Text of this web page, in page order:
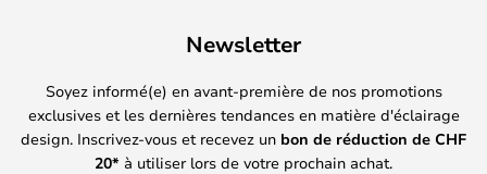
Newsletter
Soyez informé(e) en avant-première de nos promotions
exclusives et les dernières tendances en matière d'éclairage
design. Inscrivez-vous et recevez un bon de réduction de CHF
20* à utiliser lors de votre prochain achat.